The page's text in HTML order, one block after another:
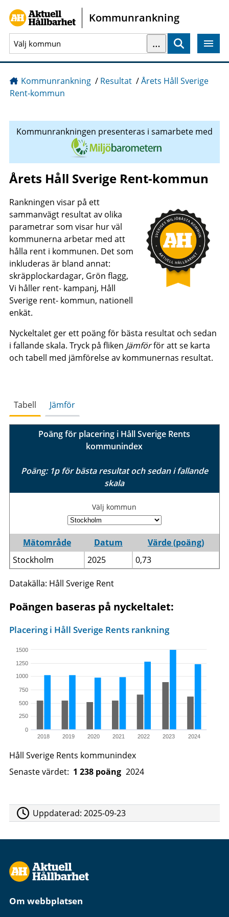
Gå direkt till sidans innehåll
Kommunrankning
…
Kommunrankning / Resultat /Årets Håll Sverige
Rent-kommun
Kommunrankningen presenteras i samarbete med
Årets Håll Sverige Rent-kommun
Rankningen visar på ett
sammanvägt resultat av olika
parametrar som visar hur väl
kommunerna arbetar med att
hålla rent i kommunen. Det som
inkluderas är bland annat:
skräpplockardagar, Grön flagg,
Vi håller rent- kampanj, Håll
Sverige rent- kommun, nationell
enkät.
Nyckeltalet ger ett poäng för bästa resultat och sedan
i fallande skala. Tryck på fliken Jämförför att se karta
och tabell med jämförelse av kommunernas resultat.
Tabell Jämför
Poäng för placering i Håll Sverige Rents
kommunindex
Poäng: 1p för bästa resultat och sedan i fallande
skala
Välj kommun
Mätområde Datum
Värde (poäng)
Stockholm
2025 0,73
Datakälla: Håll Sverige Rent
Poängen baseras på nyckeltalet:
2018 2019 2020 2021 2022 2023 2024
0
250
500
750
1000
1250
1500
Placering i Håll Sverige Rents rankning
Håll Sverige Rents kommunindex
Senaste värdet: 1 238poäng 2024
Uppdaterad:2025-09-23
Om webbplatsen